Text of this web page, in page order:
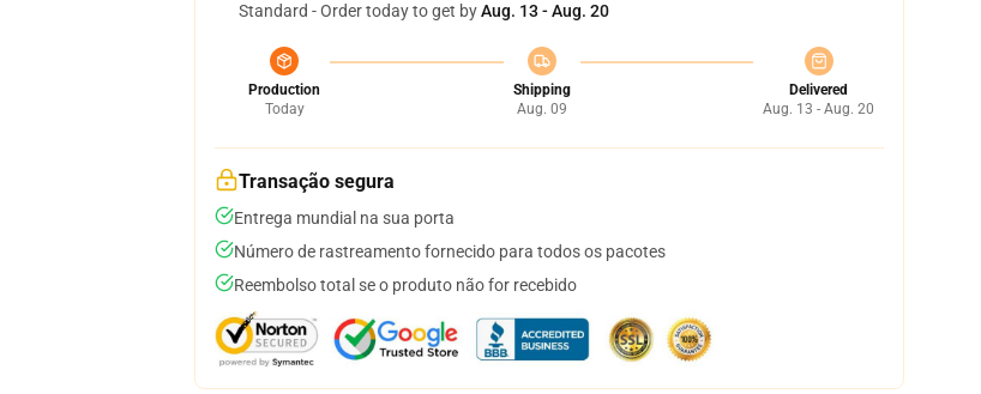
Standard - Order today to get byAug. 13 - Aug. 20
Production
Today
Shipping
Aug. 09
Delivered
Aug. 13 - Aug. 20
Transação segura
Entrega mundial na sua porta
Número de rastreamento fornecido para todos os pacotes
Reembolso total se o produto não for recebido